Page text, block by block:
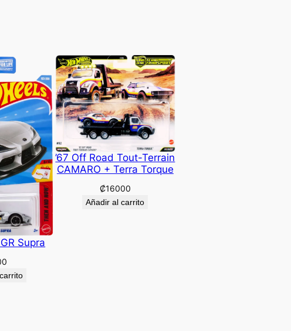
Supra
’67 Off Road Tout-Terrain
CAMARO + Terra Torque
₡16000
Añadir al carrito